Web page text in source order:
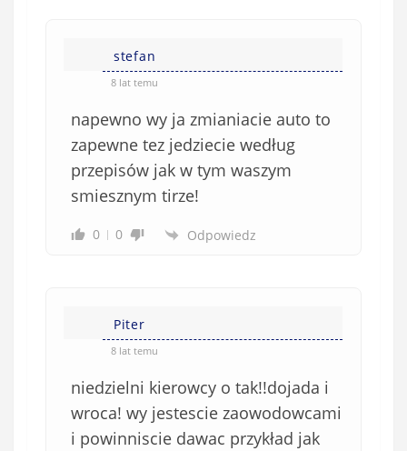
stefan
8 lat temu
napewno wy ja zmianiacie auto to
zapewne tez jedziecie według
przepisów jak w tym waszym
smiesznym tirze!
0 0 Odpowiedz
Piter
8 lat temu
niedzielni kierowcy o tak!!dojada i
wroca! wy jestescie zaowodowcami
i powinniscie dawac przykład jak